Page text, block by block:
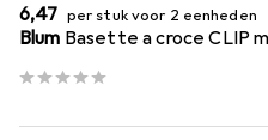
EUR
6,47 per stuk voor 2 eenheden
Blum Basette a croce CLIP